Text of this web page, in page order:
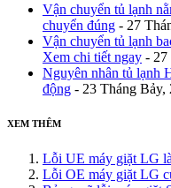
Vận chuyển tủ lạnh
chuyển đúng - 27
Vận chuyển tủ lạnh
Xem chi tiết ngay - 27
Nguyên nhân tủ lạnh
động - 23 Tháng Bảy,
XEM THÊM
Lỗi UE máy giặt LG
Lỗi OE máy giặt LG